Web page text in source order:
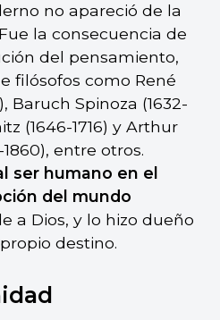
no apareció de la
la consecuencia de
del pensamiento,
filósofos como René
Baruch Spinoza (1632-
(1646-1716) y Arthur
entre otros.
ser humano en el
del mundo
a Dios, y lo hizo dueño
destino.